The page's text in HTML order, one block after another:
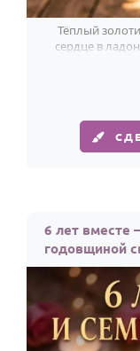
Тёплый
сердце в
6 лет вместе
годовщиной